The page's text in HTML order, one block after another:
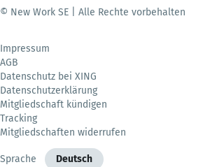
© New Work SE | Alle Rechte vorbehalten
Impressum
AGB
Datenschutz bei XING
Datenschutzerklärung
Mitgliedschaft kündigen
Tracking
Mitgliedschaften widerrufen
Sprache Deutsch